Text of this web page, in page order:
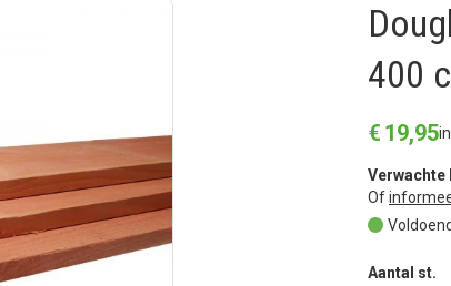
400
€ 19,95
Verwachte
Of
Aantal st.